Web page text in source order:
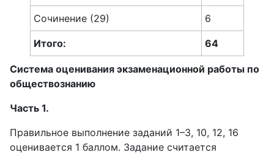
Сочинение (29) 6
Итого: 64
Система оценивания экзаменационной работы по
обществознанию
Часть 1.
Правильное выполнение заданий 1–3, 10, 12, 16
оценивается 1 баллом. Задание считается